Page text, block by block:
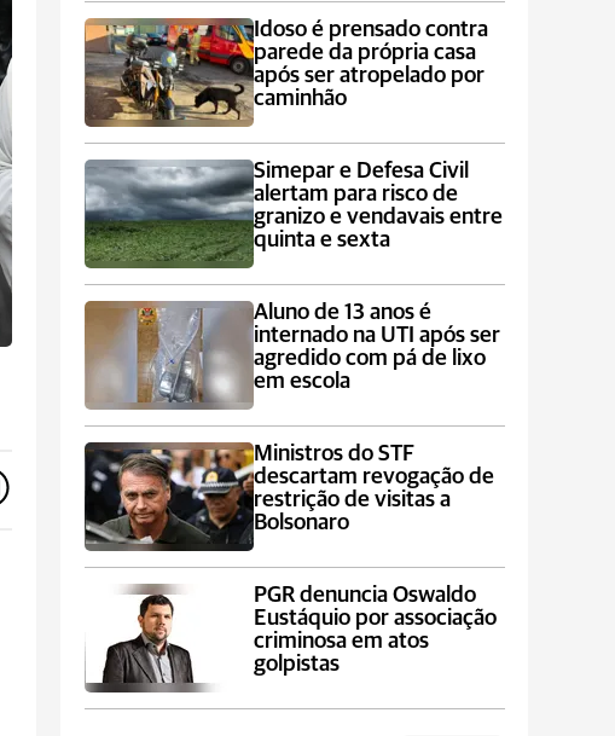
Idoso é prensado contra
parede da própria casa
após ser atropelado por
caminhão
Simepar e Defesa Civil
alertam para risco de
granizo e vendavais entre
quinta e sexta
Aluno de 13 anos é
internado na UTI após ser
agredido com pá de lixo
em escola
Ministros do STF
descartam revogação de
restrição de visitas a
Bolsonaro
PGR denuncia Oswaldo
Eustáquio por associação
criminosa em atos
golpistas